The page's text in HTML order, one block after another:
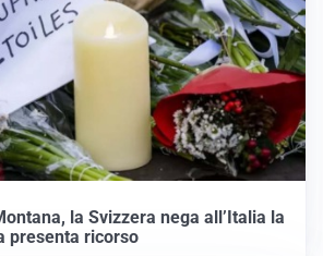
la Svizzera nega all’Italia la
presenta ricorso